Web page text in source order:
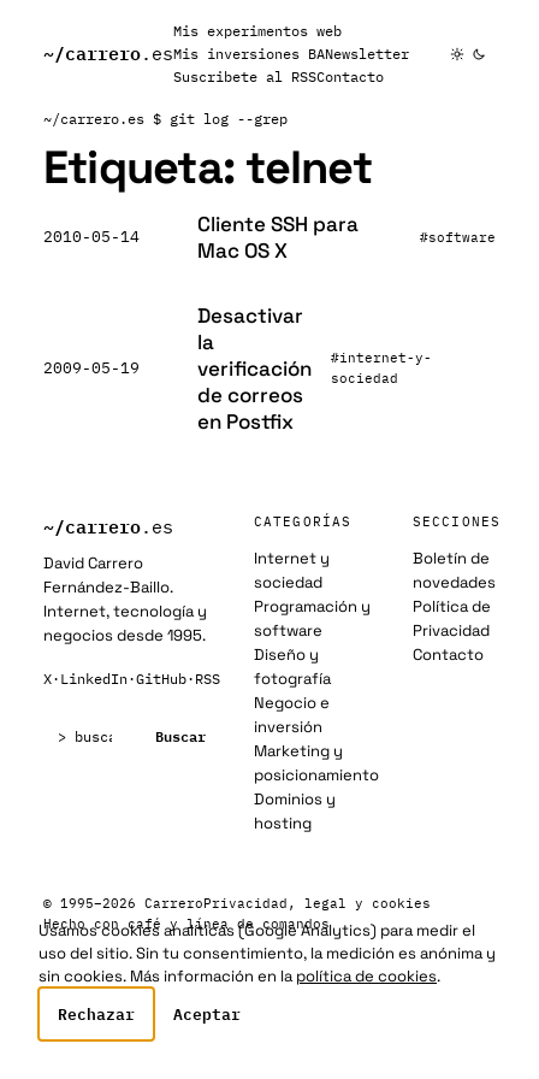
~/carrero.es
Mis experimentos web
Mis inversiones BANewsletter
Suscribete al RSSContacto
~/carrero.es $ git log --grep
Etiqueta: telnet
2010-05-14
Cliente SSH para
Mac OS X
#software
2009-05-19
Desactivar
la
verificación
de correos
en Postfix
#internet-y-
sociedad
~/carrero.es
David Carrero
Fernández-Baillo.
Internet, tecnología y
negocios desde 1995.
X· LinkedIn·GitHub· RSS
Buscar
CATEGORÍAS
Internet y
sociedad
Programación y
software
Diseño y
fotografía
Negocio e
inversión
Marketing y
posicionamiento
Dominios y
hosting
SECCIONES
Boletín de
novedades
Política de
Privacidad
Contacto
© 1995–2026 CarreroPrivacidad, legal y cookies
Hecho con café y línea de comandos
Usamos cookies analíticas (Google Analytics) para medir el
uso del sitio. Sin tu consentimiento, la medición es anónima y
sin cookies. Más información en lapolítica de cookies.
Rechazar Aceptar